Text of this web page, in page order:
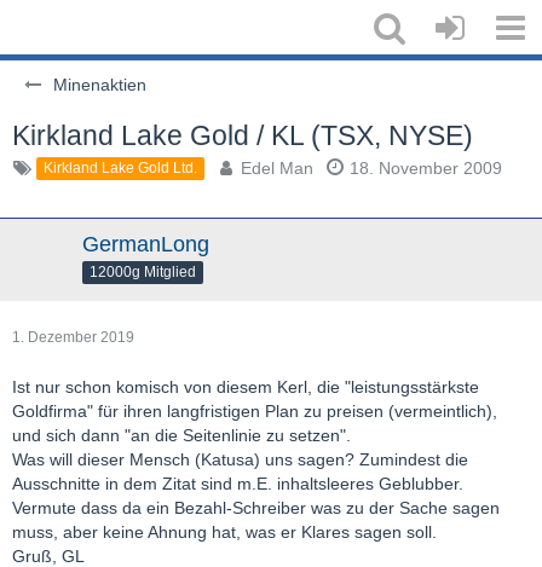
Minenaktien
Kirkland Lake Gold / KL (TSX, NYSE)
Kirkland Lake Gold Ltd. Edel Man 18. November 2009
GermanLong
12000g Mitglied
1. Dezember 2019
Ist nur schon komisch von diesem Kerl, die "leistungsstärkste
Goldfirma" für ihren langfristigen Plan zu preisen (vermeintlich),
und sich dann "an die Seitenlinie zu setzen".
Was will dieser Mensch (Katusa) uns sagen? Zumindest die
Ausschnitte in dem Zitat sind m.E. inhaltsleeres Geblubber.
Vermute dass da ein Bezahl-Schreiber was zu der Sache sagen
muss, aber keine Ahnung hat, was er Klares sagen soll.
Gruß, GL